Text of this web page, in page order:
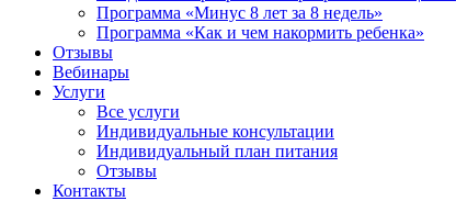
Программа «Минус 8 лет за 8 недель»
Программа «Как и чем накормить ребенка»
Отзывы
Вебинары
Услуги
Все услуги
Индивидуальные консультации
Индивидуальный план питания
Отзывы
Контакты